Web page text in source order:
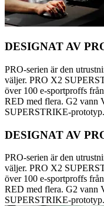
DESIGNAT AV
PRO-serien är den
väljer. PRO X2
över 100 e-sportproffs
RED med flera. G2 vann
SUPERSTRIKE-
DESIGNAT AV
PRO-serien är den
väljer. PRO X2
över 100 e-sportproffs
RED med flera. G2 vann
SUPERSTRIKE-